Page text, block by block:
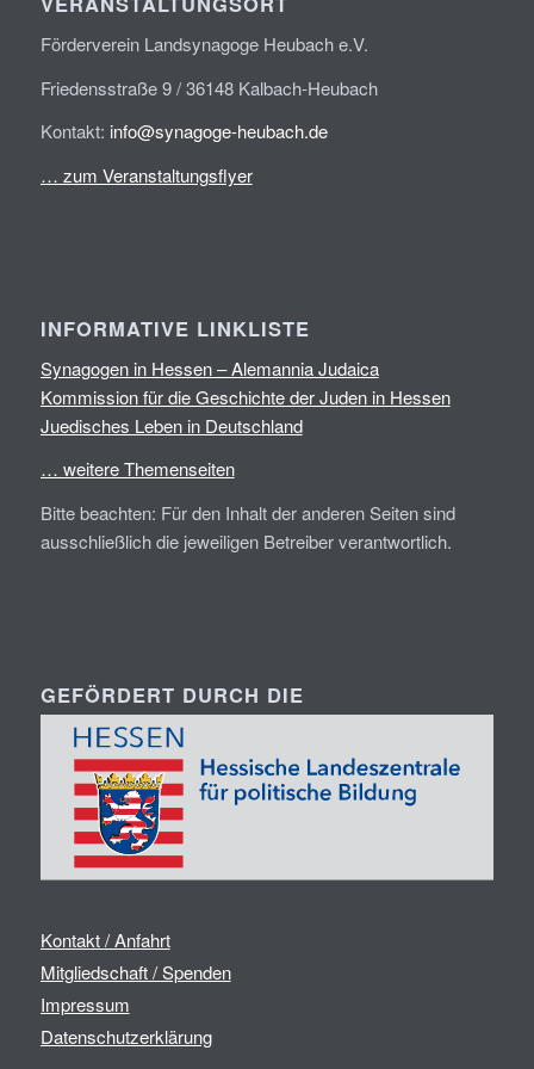
Förderverein Landsynagoge Heubach e.V.
Friedensstraße 9 / 36148 Kalbach-Heubach
Kontakt: info@synagoge-heubach.de
… zum Veranstaltungsflyer
INFORMATIVE LINKLISTE
Synagogen in Hessen – Alemannia Judaica
Kommission für die Geschichte der Juden in Hessen
Juedisches Leben in Deutschland
… weitere Themenseiten
Bitte beachten: Für den Inhalt der anderen Seiten sind
ausschließlich die jeweiligen Betreiber verantwortlich.
GEFÖRDERT DURCH DIE
Kontakt / Anfahrt
Mitgliedschaft / Spenden
Impressum
Datenschutzerklärung